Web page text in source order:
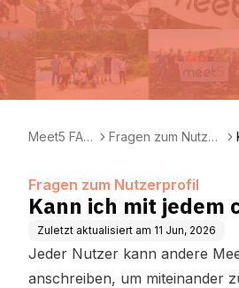
Meet5 FAQ
Fragen zum Nutzer
Fragen zum Nutzerprofil
Kann ich mit jedem
Zuletzt aktualisiert am 11 Jun, 2026
Jeder Nutzer kann andere
anschreiben, um miteinander